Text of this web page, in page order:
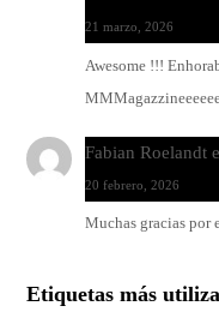
21 marzo, 2026
Awesome !!!
Fabian Roelandt
20 febrero, 2026
Muchas gracias
Etiquetas más